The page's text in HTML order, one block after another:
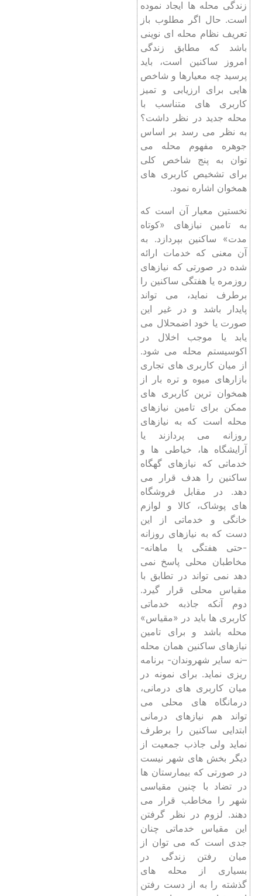
زندگی محله ‌ها ایجاد نموده
‌است. حال اگر مطلوب باز
تعریف نظام محله‌ ای نوینی
باشد که مطابق زندگی
امروز ساکنین است، باید
پرسید چه معیارها و شاخص
‌هایی برای ارزیابی و تمیز
کاربری‌ های متناسب با
محله جدید در نظر داشت؟
به نظر می‌ رسد بر اساس
جوهره مفهوم محله می
‌توان به پنج شاخص کلی
برای تشخیص کاربری ‌های
همخوان اشاره نمود.
نخستین معیار آن است که
به تامین نیازهای «کوتاه‌
مدت» ساکنین بپردازد. به
آن معنی که خدمات ارائه
شده در صورتی که نیازهای
روزمره یا هفتگی ساکنین را
برطرف نماید، می ‌تواند
پایدار باشد و در غیر این
صورت یا خود اضمحلال می
‌یابد یا موجب اخلال در
اکوسیستم محله می ‌شود.
از میان کاربری ‌های تجاری
بازارهای میوه و تره ‌بار از
همخوان ‌ترین کاربری ‌های
ممکن برای تامین نیازهای
محله است که به نیازهای
روزانه می ‌پردازند یا
آرایشگاه‌ ها، خیاطی ‌ها و
خدماتی که نیازهای گهگاه
ساکنین را هدف قرار می
‌دهد. در مقابل فروشگاه
‌های پوشاک، کالا و لوازم
خانگی و خدماتی از این
دست که به نیازهای روزانه
-حتی هفتگی یا ماهانه-
مخاطبان محلی پاسخ نمی
‌دهد نمی ‌تواند در تطابق با
مقیاس محلی قرار گیرد.
دوم آنکه جاذبه خدماتی
کاربری ‌ها باید در «مقیاس»
محله باشد و برای تامین
نیازهای ساکنین همان محله
–نه سایر شهروندان- برنامه‌
ریزی نماید. برای نمونه در
میان کاربری‌ های درمانی،
درمانگاه‌ های محلی می
‌تواند هم نیازهای درمانی
ابتدایی ساکنین را برطرف
نماید ولی جاذب جمعیت از
دیگر بخش ‌های شهر نیست
در صورتی که بیمارستان ‌ها
در تضاد با چنین مقیاسی
شهر را مخاطب قرار می
‌دهند. لزوم در نظر گرفتن
این مقیاس خدماتی چنان
جدی است که می ‌توان از
میان رفتن زندگی در
بسیاری از محله‌ های
گذشته را به از دست رفتن